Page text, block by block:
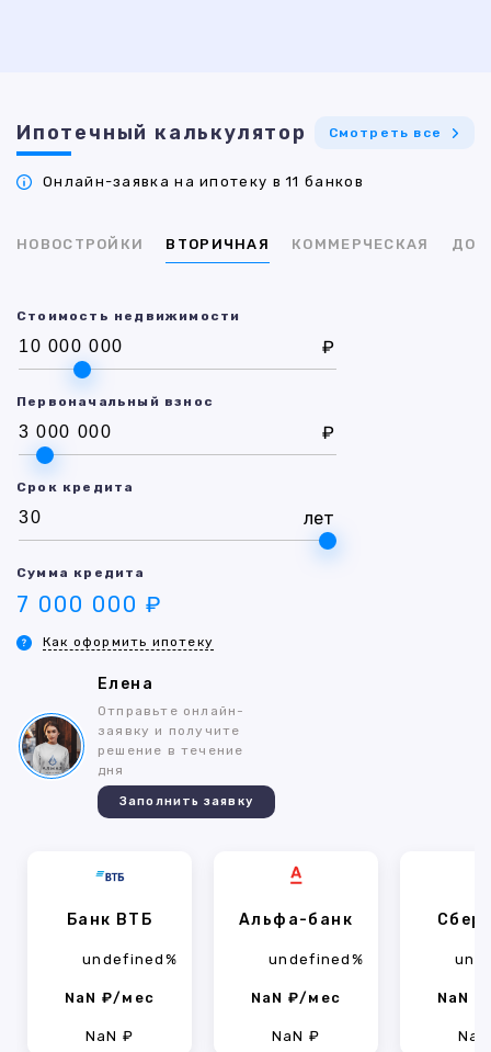
Ипотечный калькулятор Смотреть все
Онлайн-заявка на ипотеку в 11 банков
НОВОСТРОЙКИ ВТОРИЧНАЯ КОММЕРЧЕСКАЯ ДОМ
Стоимость недвижимости
₽
Первоначальный взнос
₽
Срок кредита
лет
Сумма кредита
7 000 000 ₽
Как оформить ипотеку
Елена
Отправьте онлайн-
заявку и получите
решение в течение
дня
Заполнить заявку
Банк ВТБ
undefined%
NaN ₽/мес
NaN ₽
Альфа-банк
undefined%
NaN ₽/мес
NaN ₽
NaN